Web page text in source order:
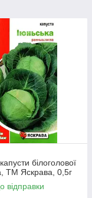
білоголової
ТМ Яскрава, 0,5г
відправки